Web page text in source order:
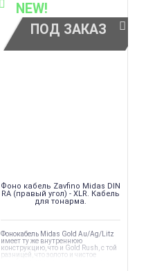
ПОД ЗАКАЗ
NEW!
Фоно кабель Zavfino Midas DIN
RA (правый угол) - XLR. Кабель
для тонарма.
Фонокабель Midas Gold Au/Ag/Litz
имеет ту же внутреннюю
конструкцию, что и Gold Rush, с той
разницей, что золото и чистое